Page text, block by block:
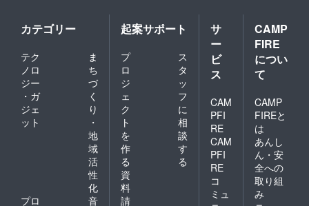
面印刷
（120m
m×150
mm）
となり
詳細は
トップ
に掲載
してい
る動画
をご確
認くだ
さい ❏1
日弦弓
こめを
性があ
ります
❏Live
配信の
内容決
来れば1
枠 12時
間完結)
※配信内
容につ
いて備
考欄に
記入お
願いし
ます、
カテゴリー
テク
ノロ
ジー
・ガ
ジェ
ット
ま
ち
づ
く
り
・
地
域
活
性
化
プロ
音
起案サポート
プ
ロ
ジ
ェ
ク
ト
を
作
る
ス
タ
ッ
フ
に
相
談
す
る
資
料
請
サ
ー
ビ
ス
CAM
PFI
RE
CAM
PFI
RE
コ
ミュ
CAMP
FIRE
につい
て
CAMP
FIREと
は
あんし
ん・安
全への
取り組
み